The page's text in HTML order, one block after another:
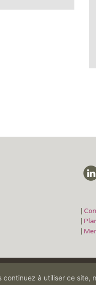
|
|
|
à utiliser ce site,